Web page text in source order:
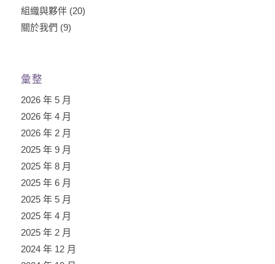
組織與夥伴(20)
關於我們 (9)
彙整
2026 年 5 月
2026 年 4 月
2026 年 2 月
2025 年 9 月
2025 年 8 月
2025 年 6 月
2025 年 5 月
2025 年 4 月
2025 年 2 月
2024 年 12 月